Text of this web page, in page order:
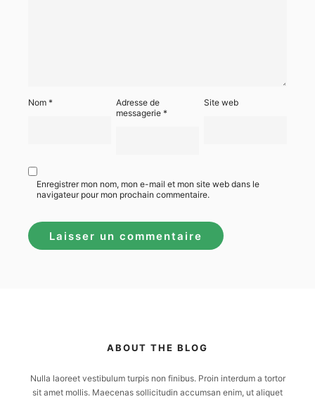
Nom *
Adresse de
messagerie*
Site web
Enregistrer mon nom, mon e-mail et mon site web dans le
navigateur pour mon prochain commentaire.
ABOUT THE BLOG
Nulla laoreet vestibulum turpis non finibus. Proin interdum a tortor
sit amet mollis. Maecenas sollicitudin accumsan enim, ut aliquet